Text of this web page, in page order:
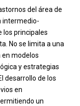
del área de
intermedio-
los principales
No se limita a una
modelos
y estrategias
desarrollo de los
en
un